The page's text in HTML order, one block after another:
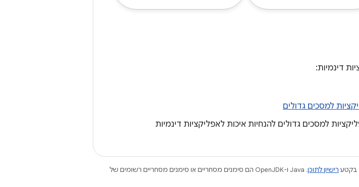
דינמיות:
למסכים גדולים להנחיות איכות לאפליקציות דינמיות
בקטע רישיון לתוכן
.‏ Java ו-OpenJDK הם סימנים מסחריים או סימנים מסחריים רשומים של